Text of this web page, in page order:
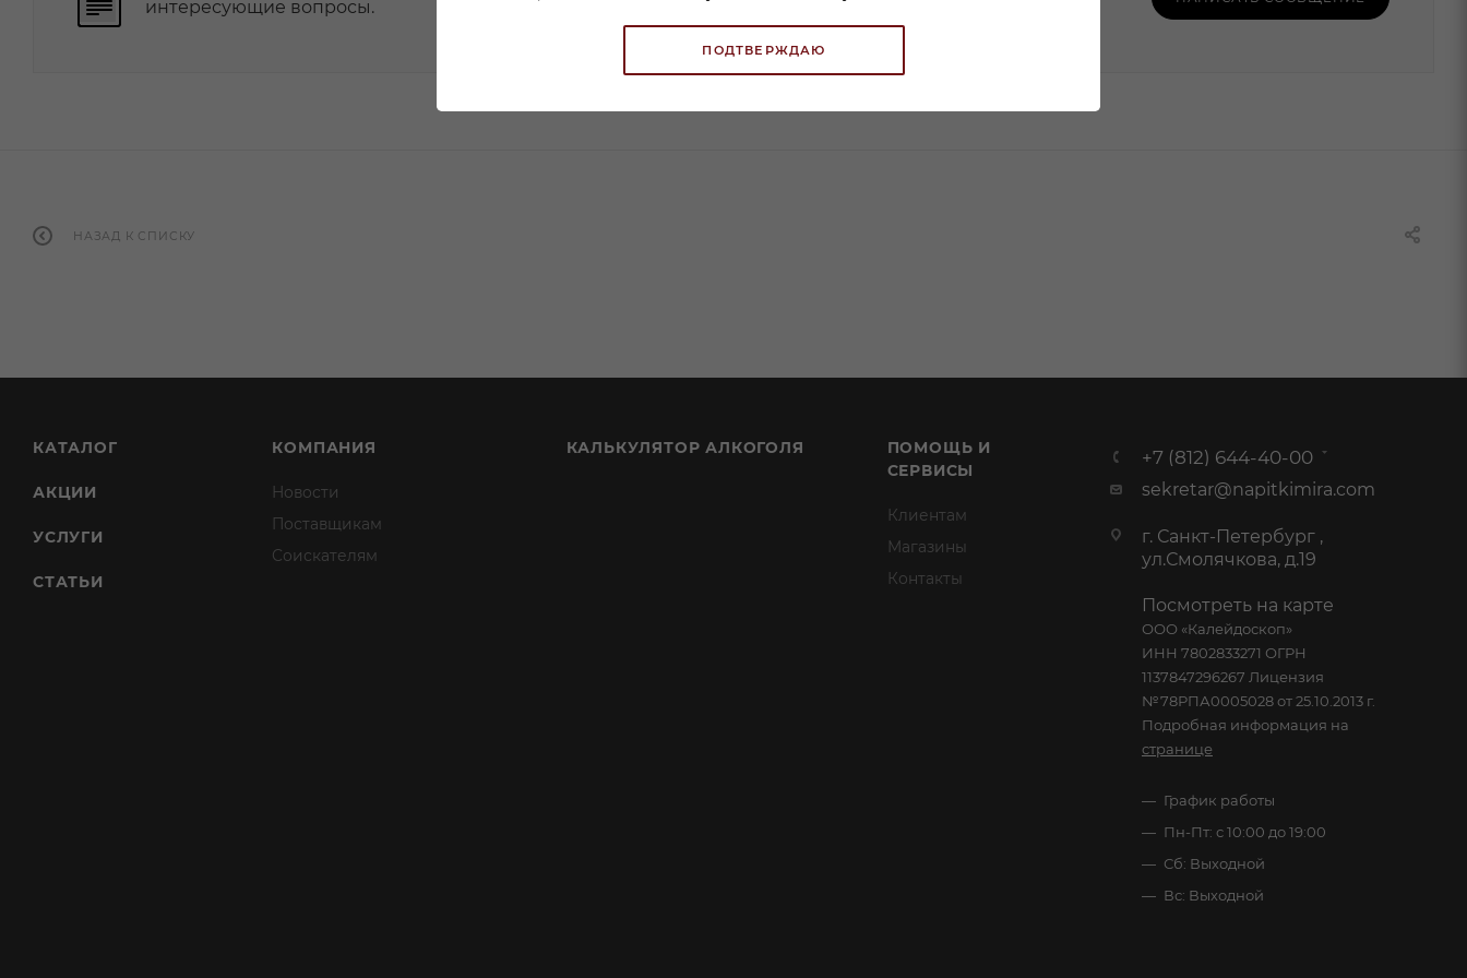
ПОДТВЕРЖДАЮ
интересующие вопросы.
НАЗАД К СПИСКУ
КАТАЛОГ
АКЦИИ
УСЛУГИ
СТАТЬИ
КОМПАНИЯ
Новости
Поставщикам
Соискателям
КАЛЬКУЛЯТОР АЛКОГОЛЯ
ПОМОЩЬ И
СЕРВИСЫ
Клиентам
Магазины
Контакты
+7 (812) 644-40-00
sekretar@napitkimira.com
г. Санкт-Петербург ,
ул.Смолячкова, д.19
Посмотреть на карте
ООО «Калейдоскоп»
ИНН 7802833271 ОГРН
1137847296267 Лицензия
№78РПА0005028 от 25.10.2013 г.
Подробная информация на
странице
График работы
Пн-Пт: с 10:00 до 19:00
Сб: Выходной
Вс: Выходной